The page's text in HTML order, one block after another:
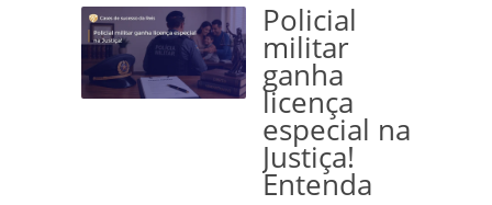
Policial
militar
ganha
licença
especial na
Justiça!
Entenda